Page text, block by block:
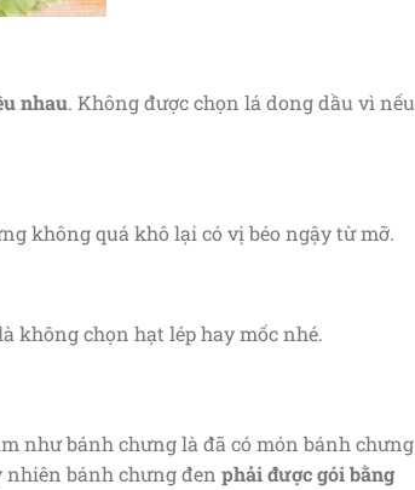
nhau. Không được chọn lá dong dầu vì nếu
không quá khô lại có vị béo ngậy từ mỡ.
không chọn hạt lép hay mốc nhé.
như bánh chưng là đã có món bánh chưng
nhiên bánh chưng đen phải được gói bằng